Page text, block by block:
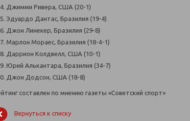
Джимми Ривера, США (20-1)
Эдуардо Дантас, Бразилия (19-4)
Джон Линекер, Бразилия (29-8)
Марлон Мораес, Бразилия (18-4-1)
Даррион Колдвелл, США (10-1)
Юрий Алькантара, Бразилия (34-7)
Джон Додсон, США (18-8)
составлен по мнению газеты «Советский спорт»
Вернуться к списку